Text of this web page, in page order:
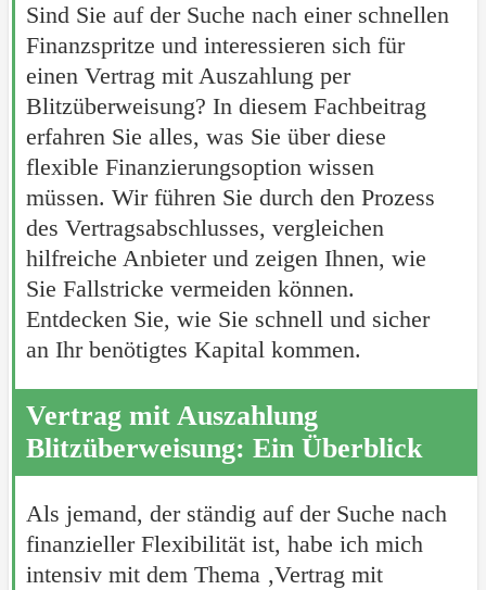
Sind Sie auf der Suche nach einer schnellen
Finanzspritze und interessieren sich für
einen Vertrag mit Auszahlung per
Blitzüberweisung? In diesem Fachbeitrag
erfahren Sie alles, was Sie über diese
flexible Finanzierungsoption wissen
müssen. Wir führen Sie durch den Prozess
des Vertragsabschlusses, vergleichen
hilfreiche Anbieter und zeigen Ihnen, wie
Sie Fallstricke vermeiden können.
Entdecken Sie, wie Sie schnell und sicher
an Ihr benötigtes Kapital kommen.
Vertrag mit Auszahlung
Blitzüberweisung: Ein Überblick
Als jemand, der ständig auf der Suche nach
finanzieller Flexibilität ist, habe ich mich
intensiv mit dem Thema ‚Vertrag mit